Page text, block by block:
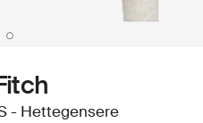
- Hettegensere